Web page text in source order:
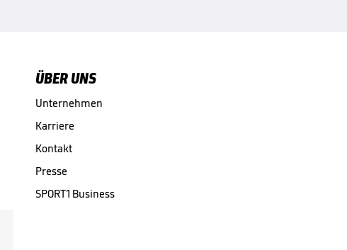
ÜBER UNS
Unternehmen
Karriere
Kontakt
Presse
SPORT1 Business